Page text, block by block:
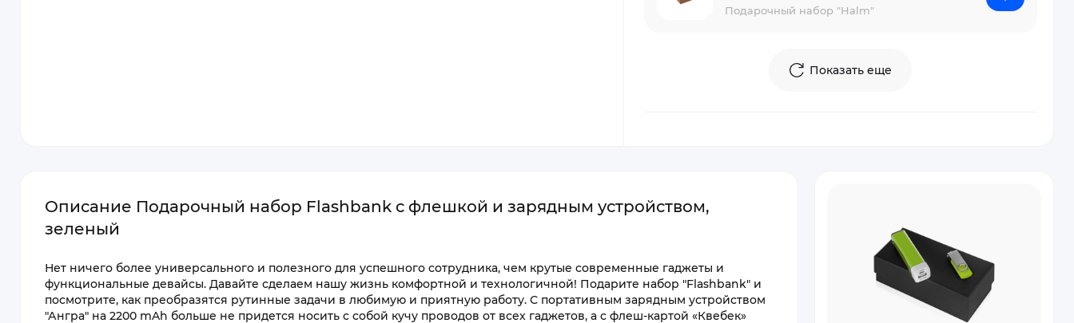
Подарочный набор "Halm"
Показать еще
Описание Подарочный набор Flashbank с флешкой и зарядным устройством,
зеленый
Нет ничего более универсального и полезного для успешного сотрудника, чем крутые современные гаджеты и
функциональные девайсы. Давайте сделаем нашу жизнь комфортной и технологичной! Подарите набор "Flashbank" и
посмотрите, как преобразятся рутинные задачи в любимую и приятную работу. С портативным зарядным устройством
"Ангра" на 2200 mAh больше не придется носить с собой кучу проводов от всех гаджетов, а с флеш-картой «Квебек»